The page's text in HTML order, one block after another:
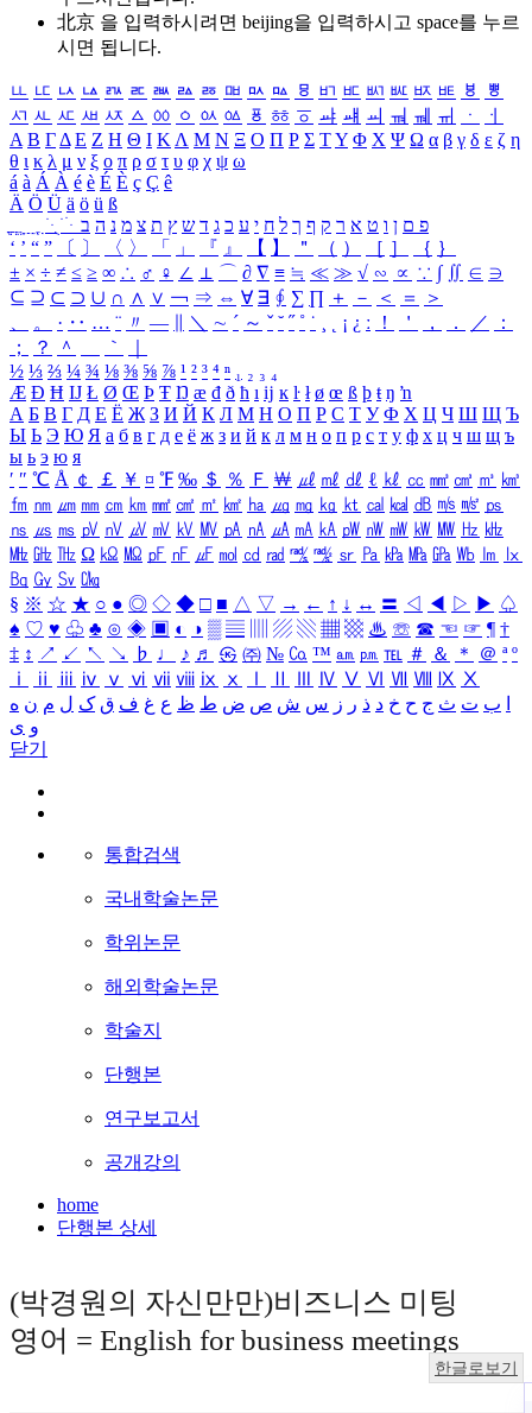
北京 을 입력하시려면 beijing을 입력하시고 space를 누르
시면 됩니다.
ㅥ ㅦ ㅧ ㅨ ㅩ ㅪ ㅫ ㅬ ㅭ ㅮ ㅯ ㅰ ㅱ ㅲ ㅳ ㅴ ㅵ ㅶ ㅷ ㅸ
ㅹ
ㅺ ㅻ ㅼ ㅽ ㅾ ㅿ ㆀ ㆁ ㆂ ㆃ ㆄ ㆅ ㆆ ㆇ ㆈ ㆉ ㆊ ㆋ ㆌ ㆍ
ㆎ
Α Β ΓΔ Ε Ζ Η Θ Ι ΚΛ Μ Ν Ξ Ο Π Ρ Σ ΤΥ Φ Χ Ψ Ω α β γ δ ε ζ η
θ ι κ λ μ ν ξ ο π ρ σ τ υ φ χ ψ ω
á à Á À é è É È ç Ç ê
Ä Ö Ü ä ö ü ß
ִֶֹ ֻּ ׁׂ פ ם ן ו ט א ר ק ף ך ל ח י ע כ ג ד ש ץ ת צ מ נ ה ב
‘ ’ “ ” 〔 〕 〈 〉 「 」 『 』 【 】 ＂ （ ） ［ ］ ｛ ｝
± × ÷ ≠ ≤ ≥ ∞ ∴ ♂ ♀ ∠ ⊥ ⌒ ∂ ∇ ≡ ≒ ≪ ≫ √ ∽ ∝ ∵ ∫ ∬ ∈ ∋
⊆ ⊇ ⊂ ⊃ ∪ ∩ ∧ ∨ ￢ ⇒ ⇔ ∀ ∃ ∮ ∑ ∏ ＋ － ＜ ＝
＞
、
。 · ‥ … ¨ 〃 ― ＼ ∼ ´ ～ ˇ ˘ ˝ ˚ ˙ ¸ ¡ ¿ ː ！ ＇ ， ． ／
：
；
？ ＾ ｀
½ ⅓ ⅔ ¼ ¾ ⅛ ⅜ ⅝ ⅞ ¹ ² ³ ⁴ ⁿ ₁ ₂ ₃ ₄
Æ Ð Ħ Ĳ Ł Ø Œ Þ Ŧ Ŋ æ đ ð ħ ı ĳ ĸ ŀ ł ø œ ß þ ŧ ŋ ŉ
А Б В Г Д Е Ё Ж З И Й К Л М Н О П Р С Т У Ф Х Ц Ч Ш Щ Ъ
Ы Ь Э Ю Я а б в г д е ё ж з и й к л м н о п р с т у ф х ц ч ш щ ъ
ы ь э ю я
′ ″ ℃ Å ￠ ￡ ￥ ¤ ℉ ‰ ＄ ％ Ｆ ￦ ㎕ ㎖ ㎗ ℓ ㎘ ㏄ ㎣ ㎤ ㎥ ㎦
㎙ ㎚ ㎛ ㎜ ㎝ ㎞ ㎟ ㎠ ㎡ ㎢ ㏊ ㎍ ㎎ ㎏ ㏏ ㎈ ㎉ ㏈ ㎧ ㎨ ㎰
㎱ ㎲ ㎳ ㎴ ㎵ ㎶ ㎷ ㎸ ㎹ ㎀ ㎁ ㎂ ㎃ ㎄ ㎺ ㎻ ㎽ ㎾ ㎿ ㎐ ㎑
㎒ ㎓ ㎔ Ω ㏀ ㏁ ㎊ ㎋ ㎌ ㏖ ㏅ ㎭ ㎮ ㎯ ㏛ ㎩ ㎪ ㎫ ㎬ ㏝ ㏐
㏓
㏃ ㏉ ㏜ ㏆
§ ※ ☆ ★ ○ ● ◎ ◇ ◆ □ ■ △ ▽ → ← ↑ ↓ ↔ 〓 ◁ ◀ ▷ ▶ ♤
♠ ♡ ♥ ♧ ♣ ⊙ ◈ ▣ ◐ ◑ ▒ ▤ ▨ ▧ ▦ ▩ ♨ ☏ ☎ ☜ ☞ ¶ †
‡ ↕ ↗ ↙ ↖ ↘ ♭ ♩ ♪ ♬ ㉿ ㈜ № ㏇ ™ ㏂ ㏘ ℡ ＃ ＆ ＊ ＠ ª º
ⅰ
ⅱ ⅲ ⅳ ⅴ ⅵ ⅶ ⅷ ⅸ ⅹ Ⅳ Ⅴ Ⅵ Ⅶ Ⅷ Ⅸ Ⅹ
ب ت ث ج ح خ د ذ ر ز س ش ص ض ط ظ ع غ ف ق ک ل م ن ه
و ی
닫기
통합검색
국내학술논문
학위논문
해외학술논문
학술지
단행본
연구보고서
공개강의
home
단행본 상세
(박경원의 자신만만)비즈니스 미팅
영어 = English for business meetings
한글로보기